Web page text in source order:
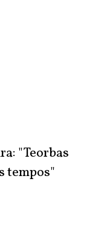
"Teorbas
tempos"